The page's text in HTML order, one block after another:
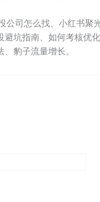
公司怎么找、小红书聚
避坑指南、如何考核优
豹子流量增长。